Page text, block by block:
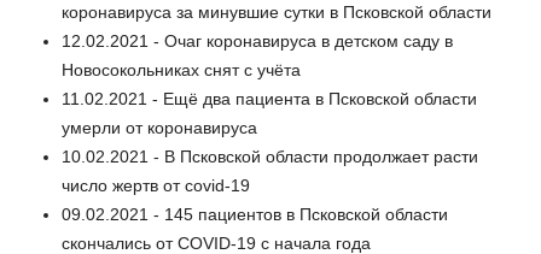
коронавируса за минувшие сутки в Псковской области
12.02.2021 - Очаг коронавируса в детском саду в
Новосокольниках снят с учёта
11.02.2021 - Ещё два пациента в Псковской области
умерли от коронавируса
10.02.2021 - В Псковской области продолжает расти
число жертв от covid-19
09.02.2021 - 145 пациентов в Псковской области
скончались от COVID-19 c начала года